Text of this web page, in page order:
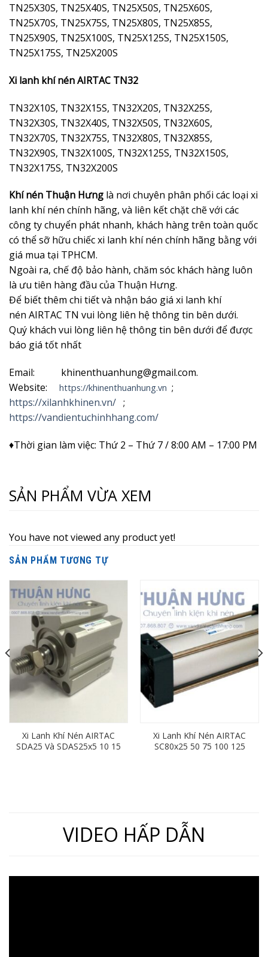
TN25X30S, TN25X40S, TN25X50S, TN25X60S,
TN25X70S, TN25X75S, TN25X80S, TN25X85S,
TN25X90S, TN25X100S, TN25X125S, TN25X150S,
TN25X175S, TN25X200S
Xi lanh khí nén AIRTAC TN32
TN32X10S, TN32X15S, TN32X20S, TN32X25S,
TN32X30S, TN32X40S, TN32X50S, TN32X60S,
TN32X70S, TN32X75S, TN32X80S, TN32X85S,
TN32X90S, TN32X100S, TN32X125S, TN32X150S,
TN32X175S, TN32X200S
Khí nén Thuận Hưng là nơi chuyên phân phối các loại xi
lanh khí nén chính hãng, và liên kết chặt chẽ với các
công ty chuyển phát nhanh, khách hàng trên toàn quốc
có thể sỡ hữu chiếc xi lanh khí nén chính hãng bằng với
giá mua tại TPHCM.
Ngoài ra, chế độ bảo hành, chăm sóc khách hàng luôn
là ưu tiên hàng đầu của Thuận Hưng.
Để biết thêm chi tiết và nhận báo giá xi lanh khí
nén AIRTAC TN vui lòng liên hệ thông tin bên dưới.
Quý khách vui lòng liên hệ thông tin bên dưới để được
báo giá tốt nhất
Email: khinenthuanhung@gmail.com.
Website: https://khinenthuanhung.vn ;
https://xilanhkhinen.vn/ ;
https://vandientuchinhhang.com/
♦Thời gian làm việc: Thứ 2 – Thứ 7 / 8:00 AM – 17:00 PM
SẢN PHẨM VỪA XEM
You have not viewed any product yet!
SẢN PHẨM TƯƠNG TỰ
Xi Lanh Khí Nén AIRTAC
SDA25 Và SDAS25x5 10 15
Xi Lanh Khí Nén AIRTAC
SC80x25 50 75 100 125
VIDEO HẤP DẪN